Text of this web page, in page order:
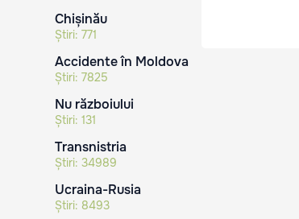
Chișinău
Știri: 771
Accidente în Moldova
Știri: 7825
Nu războiului
Știri: 131
Transnistria
Știri: 34989
Ucraina-Rusia
Știri: 8493